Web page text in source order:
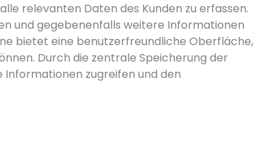
relevanten Daten des Kunden zu erfassen.
und gegebenenfalls weitere Informationen
bietet eine benutzerfreundliche Oberfläche,
Durch die zentrale Speicherung der
zugreifen und den